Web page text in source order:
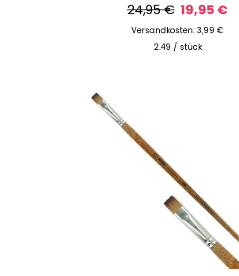
24,95 € 19,95 €
Versandkosten: 3,99 €
2.49 / stück